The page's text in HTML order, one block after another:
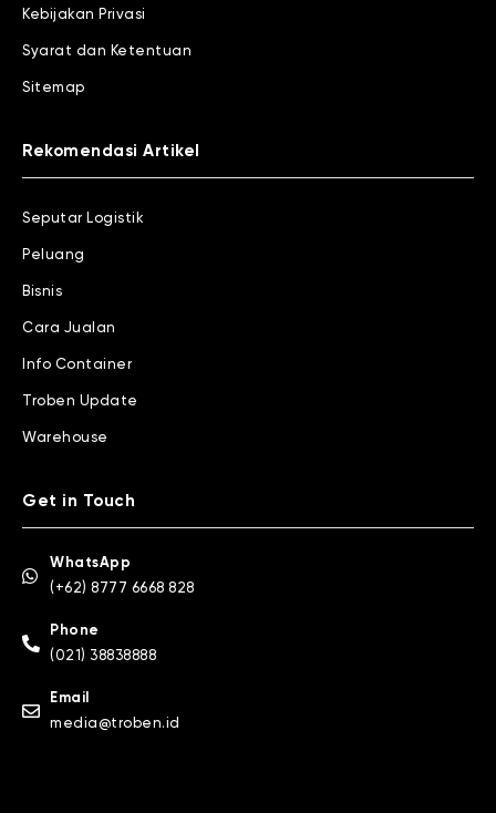
Kebijakan Privasi
Syarat dan Ketentuan
Sitemap
Rekomendasi Artikel
Seputar Logistik
Peluang
Bisnis
Cara Jualan
Info Container
Troben Update
Warehouse
Get in Touch
WhatsApp
(+62) 8777 6668 828
Phone
(021) 38838888
Email
media@troben.id